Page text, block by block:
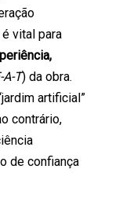
vital para
A-T) da obra.
artificial”
contrário,
de confiança